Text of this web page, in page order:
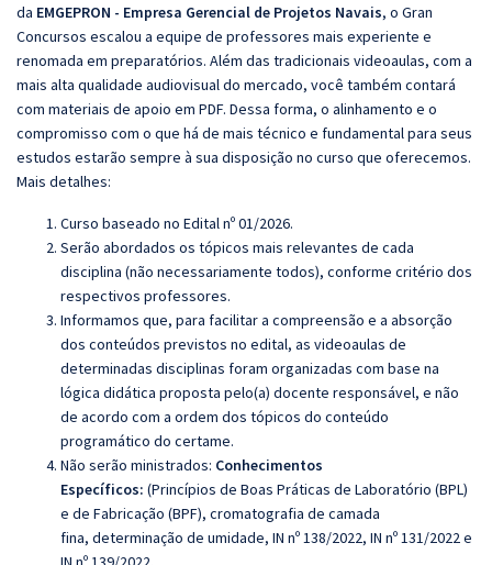
da EMGEPRON - Empresa Gerencial de Projetos Navais, o Gran
Concursos escalou a equipe de professores mais experiente e
renomada em preparatórios. Além das tradicionais videoaulas, com a
mais alta qualidade audiovisual do mercado, você também contará
com materiais de apoio em PDF. Dessa forma, o alinhamento e o
compromisso com o que há de mais técnico e fundamental para seus
estudos estarão sempre à sua disposição no curso que oferecemos.
Mais detalhes:
Curso baseado no Edital nº 01/2026.
Serão abordados os tópicos mais relevantes de cada
disciplina (não necessariamente todos), conforme critério dos
respectivos professores.
Informamos que, para facilitar a compreensão e a absorção
dos conteúdos previstos no edital, as videoaulas de
determinadas disciplinas foram organizadas com base na
lógica didática proposta pelo(a) docente responsável, e não
de acordo com a ordem dos tópicos do conteúdo
programático do certame.
Não serão ministrados: Conhecimentos
Específicos: (Princípios de Boas Práticas de Laboratório (BPL)
e de Fabricação (BPF), cromatografia de camada
fina, determinação de umidade, IN nº 138/2022, IN nº 131/2022 e